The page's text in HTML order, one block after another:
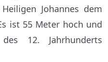
Johannes dem
ist 55 Meter hoch und
12. Jahrhunderts